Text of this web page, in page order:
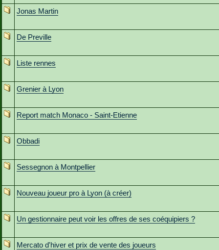
Jonas Martin
De Preville
Liste rennes
Grenier à Lyon
Report match Monaco - Saint-Etienne
Obbadi
Sessegnon à Montpellier
Nouveau joueur pro à Lyon (à créer)
Un gestionnaire peut voir les offres de ses coéquipiers ?
Mercato d'hiver et prix de vente des joueurs